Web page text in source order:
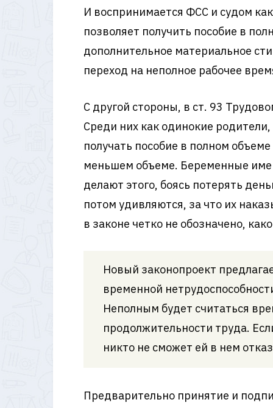
И воспринимается ФСС и судом
позволяет получить пособие в
дополнительное материальное
переход на неполное рабочее
С другой стороны, в ст. 93
Среди них как одинокие
получать пособие в полном
меньшем объеме. Беременные
делают этого, боясь потерять
потом удивляются, за что их
в законе четко не обозначено,
Новый законопроект
временной
Неполным будет считаться
продолжительности труда.
никто не сможет ей в нем
Предварительно принятие и